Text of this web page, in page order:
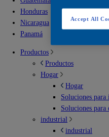
Honduras
Nicaragua
Panamá
Productos
Productos
Hogar
Hogar
Soluciones
Soluciones para
industrial
industrial
Accept All